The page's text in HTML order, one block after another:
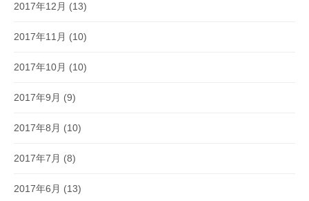
2017年12月 (13)
2017年11月 (10)
2017年10月 (10)
2017年9月 (9)
2017年8月 (10)
2017年7月 (8)
2017年6月 (13)